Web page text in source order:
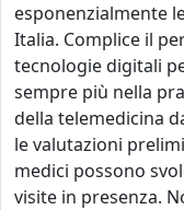
esponenzialmente
Italia. Complice il
tecnologie digitali
sempre più nella
della telemedicina
le valutazioni
medici possono
visite in presenza.